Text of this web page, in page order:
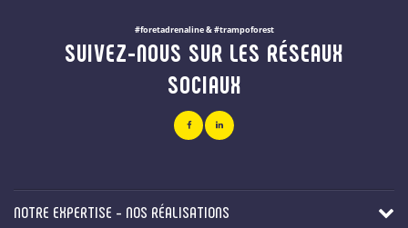
#foretadrenaline & #trampoforest
SUIVEZ-NOUS SUR LES RÉSEAUX
SOCIAUX
NOTRE EXPERTISE - NOS RÉALISATIONS